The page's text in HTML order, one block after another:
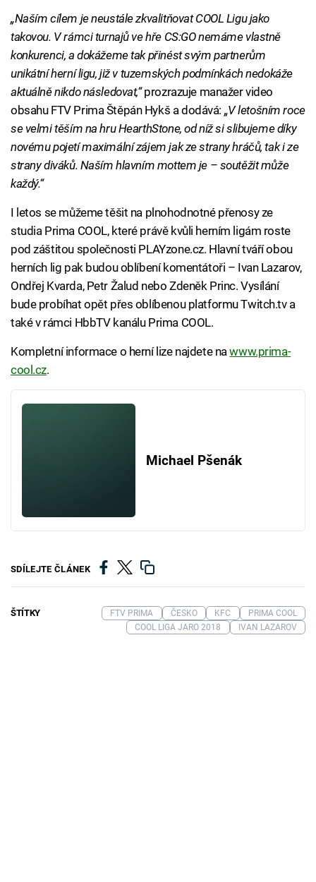
„Naším cílem je neustále zkvalitňovat COOL Ligu jako
takovou. V rámci turnajů ve hře CS:GO nemáme vlastně
konkurenci, a dokážeme tak přinést svým partnerům
unikátní herní ligu, již v tuzemských podmínkách nedokáže
aktuálně nikdo následovat,“prozrazuje manažer video
obsahu FTV Prima Štěpán Hykš a dodává: „V letošním roce
se velmi těším na hru HearthStone, od níž si slibujeme díky
novému pojetí maximální zájem jak ze strany hráčů, tak i ze
strany diváků. Naším hlavním mottem je – soutěžit může
každý.“
I letos se můžeme těšit na plnohodnotné přenosy ze
studia Prima COOL, které právě kvůli herním ligám roste
pod záštitou společnosti PLAYzone.cz. Hlavní tváří obou
herních lig pak budou oblíbení komentátoři – Ivan Lazarov,
Ondřej Kvarda, Petr Žalud nebo Zdeněk Princ. Vysílání
bude probíhat opět přes oblíbenou platformu Twitch.tv a
také v rámci HbbTV kanálu Prima COOL.
Kompletní informace o herní lize najdete nawww.prima-
cool.cz.
Michael Pšenák
SDÍLEJTE ČLÁNEK
ŠTÍTKY FTV PRIMA ČESKO KFC
PRIMA COOL
COOL LIGA JARO 2018
IVAN LAZAROV